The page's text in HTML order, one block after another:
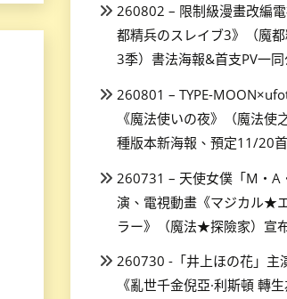
260802 – 限制級漫畫改編
都精兵のスレイブ3》（魔
3季）書法海報&首支PV一同
260801 – TYPE-
《魔法使いの夜》（魔法使
種版本新海報、預定11/20首
260731 – 天使女僕「M・A
演、電視動畫《マジカル★
ラー》（魔法★探險家）宣
260730 -「井上ほの花」主
《亂世千金倪亞·利斯頓 轉